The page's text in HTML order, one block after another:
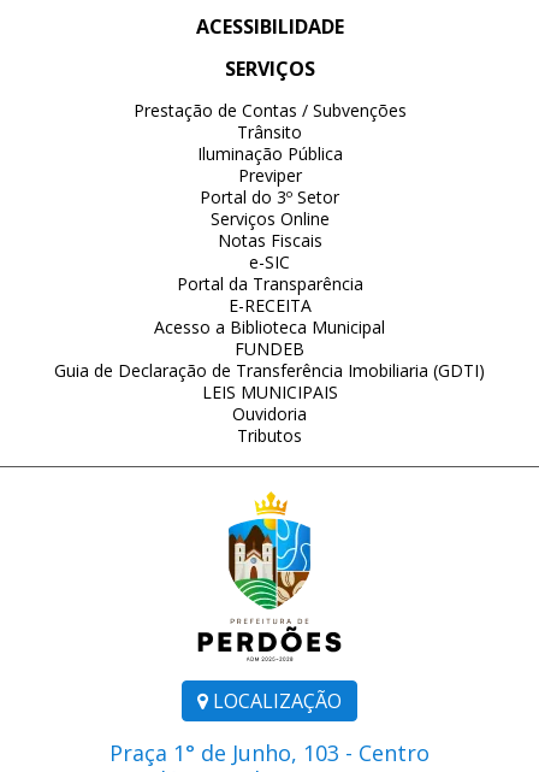
LOCALIZAÇÃO
Praça 1° de Junho, 103 - Centro
ACESSIBILIDADE
SERVIÇOS
Prestação de Contas / Subvenções
Trânsito
Iluminação Pública
Previper
Portal do 3º Setor
Serviços Online
Notas Fiscais
e-SIC
Portal da Transparência
E-RECEITA
Acesso a Biblioteca Municipal
FUNDEB
Guia de Declaração de Transferência Imobiliaria (GDTI)
LEIS MUNICIPAIS
Ouvidoria
Tributos